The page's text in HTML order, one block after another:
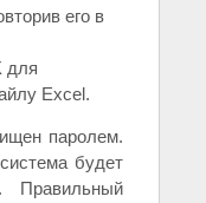
его в
для
Excel.
паролем.
будет
Правильный